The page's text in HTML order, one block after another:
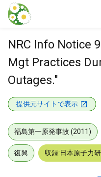
本文に飛ぶ
NRC Info Notice
Mgt Practices
Outages."
提供元サイトで表示
福島第一原発事故 (2011)
復興 収録:日本原子力